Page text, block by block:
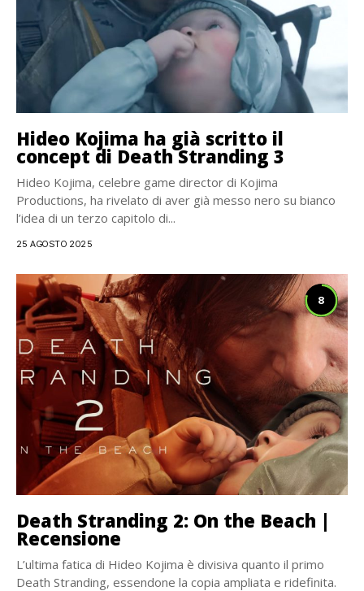
Hideo Kojima ha già scritto il
concept di Death Stranding 3
Hideo Kojima, celebre game director di Kojima
Productions, ha rivelato di aver già messo nero su bianco
l’idea di un terzo capitolo di...
25 AGOSTO 2025
8
Death Stranding 2: On the Beach |
Recensione
L’ultima fatica di Hideo Kojima è divisiva quanto il primo
Death Stranding, essendone la copia ampliata e ridefinita.